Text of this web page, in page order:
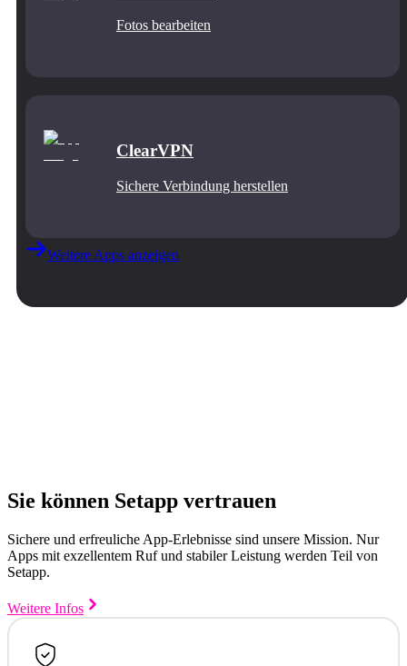
Fotos bearbeiten
ClearVPN
Sichere Verbindung herstellen
Weitere Apps anzeigen
Sie können Setapp vertrauen
Sichere und erfreuliche App-Erlebnisse sind unsere Mission. Nur
Apps mit exzellentem Ruf und stabiler Leistung werden Teil von
Setapp.
Weitere Infos